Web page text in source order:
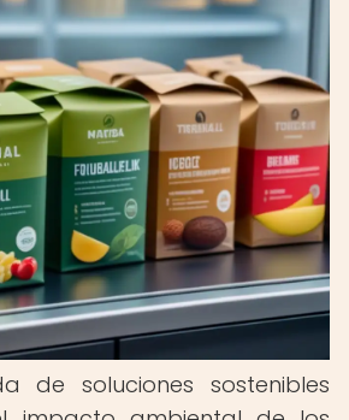
de soluciones sostenibles